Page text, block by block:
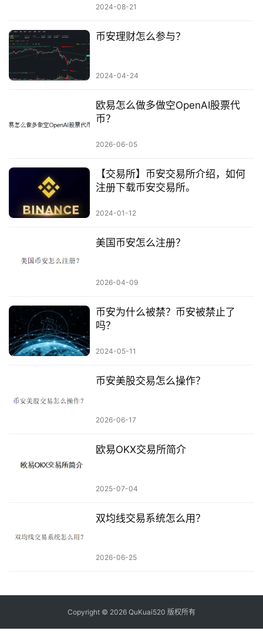
2024-08-21
币安理财怎么参与？
2024-04-24
欧易怎么做多做空OpenAI股票代
币？
2026-06-05
【交易所】币安交易所介绍，如何
注册下载币安交易所。
2024-01-12
美国币安怎么注册？
2026-04-09
币安为什么被禁？币安被禁止了
吗？
2024-05-11
币安美股交易怎么操作？
2026-06-17
欧易OKX交易所简介
2025-07-04
双均线交易系统怎么用？
2026-06-25
Copyright © 2026 QuKuai520 版权所有